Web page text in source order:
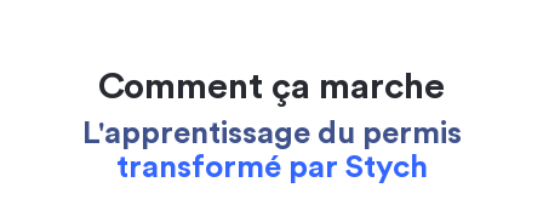
Comment ça marche
L'apprentissage du permis
transformé par Stych